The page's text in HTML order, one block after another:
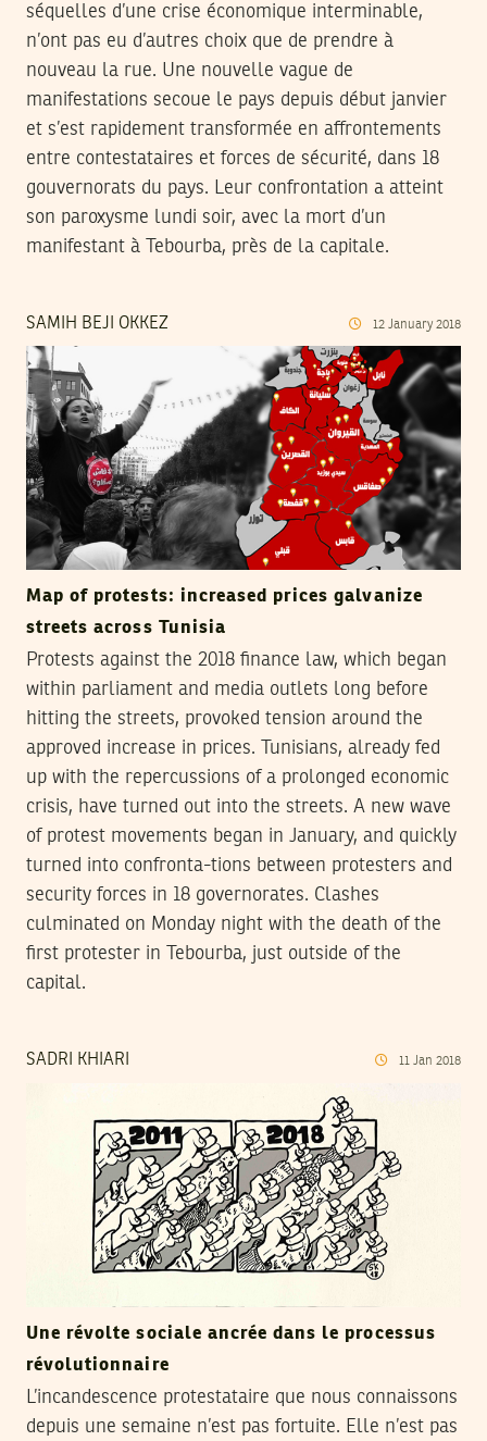
séquelles d’une crise économique interminable,
n’ont pas eu d’autres choix que de prendre à
nouveau la rue. Une nouvelle vague de
manifestations secoue le pays depuis début janvier
et s’est rapidement transformée en affrontements
entre contestataires et forces de sécurité, dans 18
gouvernorats du pays. Leur confrontation a atteint
son paroxysme lundi soir, avec la mort d’un
manifestant à Tebourba, près de la capitale.
SAMIH BEJI OKKEZ 12 January 2018
Map of protests: increased prices galvanize
streets across Tunisia
Protests against the 2018 finance law, which began
within parliament and media outlets long before
hitting the streets, provoked tension around the
approved increase in prices. Tunisians, already fed
up with the repercussions of a prolonged economic
crisis, have turned out into the streets. A new wave
of protest movements began in January, and quickly
turned into confronta-tions between protesters and
security forces in 18 governorates. Clashes
culminated on Monday night with the death of the
first protester in Tebourba, just outside of the
capital.
SADRI KHIARI 11 Jan 2018
Une révolte sociale ancrée dans le processus
révolutionnaire
L’incandescence protestataire que nous connaissons
depuis une semaine n’est pas fortuite. Elle n’est pas